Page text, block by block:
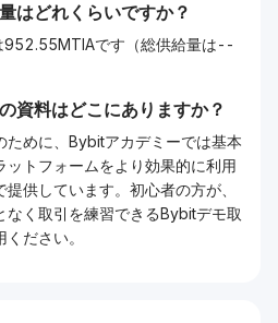
はどれくらいですか？
952.55MTIAです（総供給量は--
資料はどこにありますか？
ために、Bybitアカデミーでは基本
ットフォームをより効果的に利用
供しています。初心者の方が、
なく取引を練習できるBybitデモ取
ださい。